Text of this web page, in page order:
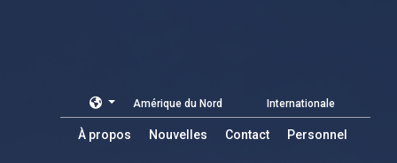
À propos Nouvelles Contact Personnel
Amérique du Nord Internationale